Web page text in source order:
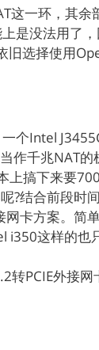
这一环，其
是没法用了
选择使用
个Intel
作千兆NAT
上搞下来要
?结合前段时
网卡方案。简
i350这样的
PCIE外接网